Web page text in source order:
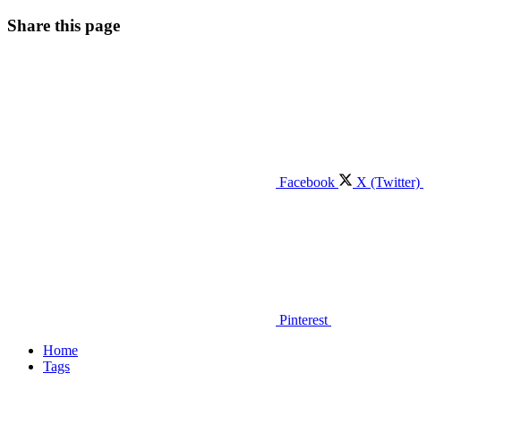
Share this page
Facebook X (Twitter)
Pinterest
Home
Tags